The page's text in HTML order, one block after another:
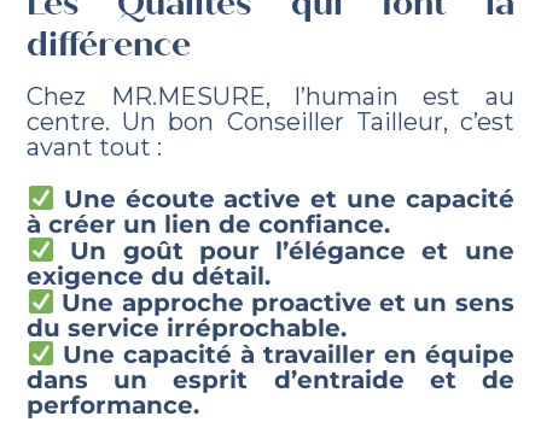
différence
Chez MR.MESURE, l’humain est au
centre. Un bon Conseiller Tailleur, c’est
avant tout :
Une écoute active et une capacité
à créer un lien de confiance.
Un goût pour l’élégance et une
exigence du détail.
Une approche proactive et un sens
du service irréprochable.
Une capacité à travailler en équipe
dans un esprit d’entraide et de
performance.